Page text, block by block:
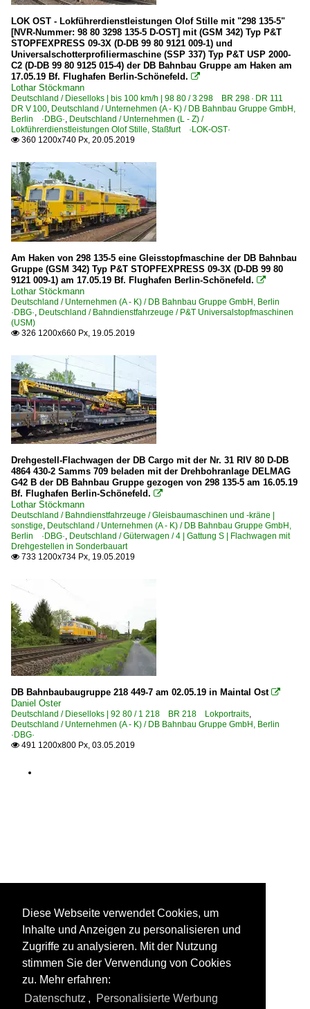
LOK OST - Lokführerdienstleistungen Olof Stille mit "298 135-5"
[NVR-Nummer: 98 80 3298 135-5 D-OST] mit (GSM 342) Typ P&T
STOPFEXPRESS 09-3X (D-DB 99 80 9121 009-1) und
Universalschotterprofiliermaschine (SSP 337) Typ P&T USP 2000-
C2 (D-DB 99 80 9125 015-4) der DB Bahnbau Gruppe am Haken am
17.05.19 Bf. Flughafen Berlin-Schönefeld. 
Lothar Stöckmann
Deutschland / Dieselloks | bis 100 km/h | 98 80 / 3 298 BR 298 · DR 111
DR V 100, Deutschland / Unternehmen (A - K) / DB Bahnbau Gruppe GmbH,
Berlin ·DBG·, Deutschland / Unternehmen (L - Z) /
Lokführerdienstleistungen Olof Stille, Staßfurt ·LOK-OST·
 360 1200x740 Px, 20.05.2019
Am Haken von 298 135-5 eine Gleisstopfmaschine der DB Bahnbau
Gruppe (GSM 342) Typ P&T STOPFEXPRESS 09-3X (D-DB 99 80
9121 009-1) am 17.05.19 Bf. Flughafen Berlin-Schönefeld. 
Lothar Stöckmann
Deutschland / Unternehmen (A - K) / DB Bahnbau Gruppe GmbH, Berlin
·DBG·, Deutschland / Bahndienstfahrzeuge / P&T Universalstopfmaschinen
(USM)
 326 1200x660 Px, 19.05.2019
Drehgestell-Flachwagen der DB Cargo mit der Nr. 31 RIV 80 D-DB
4864 430-2 Samms 709 beladen mit der Drehbohranlage DELMAG
G42 B der DB Bahnbau Gruppe gezogen von 298 135-5 am 16.05.19
Bf. Flughafen Berlin-Schönefeld. 
Lothar Stöckmann
Deutschland / Bahndienstfahrzeuge / Gleisbaumaschinen und -kräne |
sonstige, Deutschland / Unternehmen (A - K) / DB Bahnbau Gruppe GmbH,
Berlin ·DBG·, Deutschland / Güterwagen / 4 | Gattung S | Flachwagen mit
Drehgestellen in Sonderbauart
 733 1200x734 Px, 19.05.2019
DB Bahnbaubaugruppe 218 449-7 am 02.05.19 in Maintal Ost 
Daniel Oster
Deutschland / Dieselloks | 92 80 / 1 218 BR 218 Lokportraits,
Deutschland / Unternehmen (A - K) / DB Bahnbau Gruppe GmbH, Berlin
·DBG·
 491 1200x800 Px, 03.05.2019
Diese Webseite verwendet Cookies, um
Inhalte und Anzeigen zu personalisieren und
Zugriffe zu analysieren. Mit der Nutzung
stimmen Sie der Verwendung von Cookies
zu. Mehr erfahren:
Datenschutz , Personalisierte Werbung